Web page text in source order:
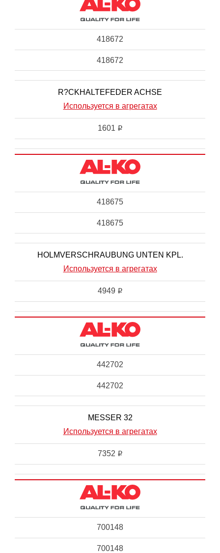
418672
418672
R?CKHALTEFEDER ACHSE
Используется в агрегатах
1601 i
418675
418675
HOLMVERSCHRAUBUNG UNTEN KPL.
Используется в агрегатах
4949 i
442702
442702
MESSER 32
Используется в агрегатах
7352 i
700148
700148